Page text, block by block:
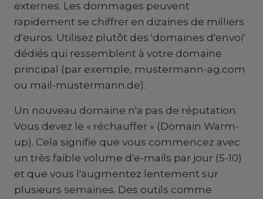
externes. Les dommages peuvent
rapidement se chiffrer en dizaines de milliers
d'euros. Utilisez plutôt des 'domaines d'envoi'
dédiés qui ressemblent à votre domaine
principal (par exemple, mustermann-ag.com
ou mail-mustermann.de).
Un nouveau domaine n'a pas de réputation.
Vous devez le « réchauffer » (Domain Warm-
up). Cela signifie que vous commencez avec
un très faible volume d'e-mails par jour (5-10)
et que vous l'augmentez lentement sur
plusieurs semaines. Des outils comme